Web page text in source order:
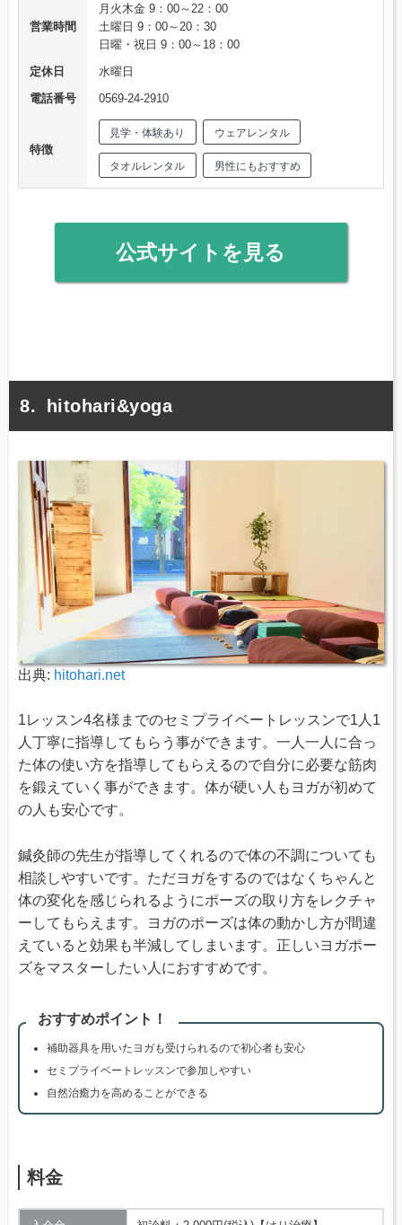
営業時間
月火木金 9：00～22：00
土曜日 9：00～20：30
日曜・祝日 9：00～18：00
定休日
水曜日
電話番号
0569-24-2910
特徴
見学・体験あり ウェアレンタル
タオルレンタル 男性にもおすすめ
公式サイトを見る
hitohari&yoga
出典: hitohari.net
1レッスン4名様までのセミプライベートレッスンで1人1
人丁寧に指導してもらう事ができます。一人一人に合っ
た体の使い方を指導してもらえるので自分に必要な筋肉
を鍛えていく事ができます。体が硬い人もヨガが初めて
の人も安心です。
鍼灸師の先生が指導してくれるので体の不調についても
相談しやすいです。ただヨガをするのではなくちゃんと
体の変化を感じられるようにポーズの取り方をレクチャ
ーしてもらえます。ヨガのポーズは体の動かし方が間違
えていると効果も半減してしまいます。正しいヨガポー
ズをマスターしたい人におすすめです。
おすすめポイント！
補助器具を用いたヨガも受けられるので初心者も安心
セミプライベートレッスンで参加しやすい
自然治癒力を高めることができる
料金